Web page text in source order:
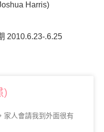
Harris)
2010.6.23-.6.25
)
家人會請我到外面很有